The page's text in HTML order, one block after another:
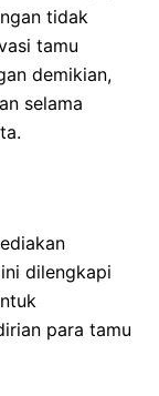
tidak
tamu
demikian,
selama
dilengkapi
para tamu